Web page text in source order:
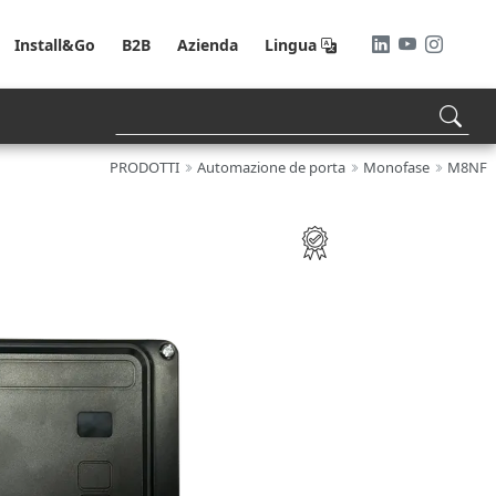
Install&Go B2B Azienda Lingua
PRODOTTI Automazione de porta Monofase M8NF